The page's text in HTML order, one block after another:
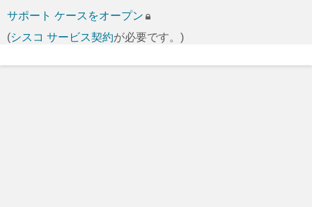
サポート ケースをオープン
(シスコ サービス契約が必要です。)